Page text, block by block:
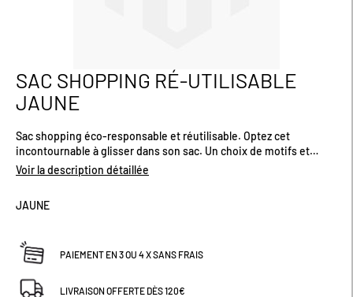
Passer
au
début
la
Galerie
d’images
SAC SHOPPING RÉ-UTILISABLE
JAUNE
Sac shopping éco-responsable et réutilisable. Optez cet
incontournable à glisser dans son sac. Un choix de motifs et
coloris pour votre plaisir ! Dimensions (cm) : L33 x H52
Voir la description détaillée
JAUNE
PAIEMENT EN 3 OU 4 X SANS FRAIS
LIVRAISON OFFERTE DÈS 120€